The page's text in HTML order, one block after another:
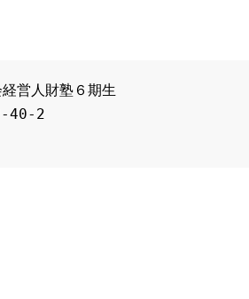
トについて
経営人財塾６期生
40-2